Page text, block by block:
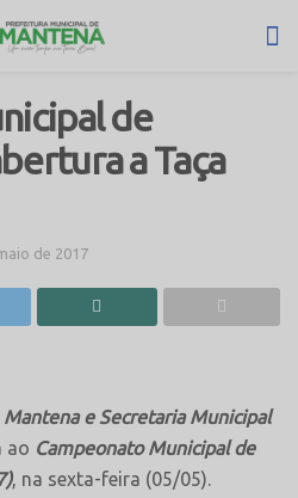
de
a Taça
de 2017
e Secretaria Municipal
ao Campeonato Municipal de
, na sexta-feira (05/05).